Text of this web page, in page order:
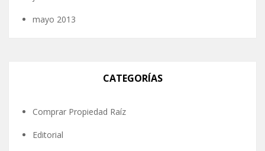
mayo 2013
CATEGORÍAS
Comprar Propiedad Raíz
Editorial